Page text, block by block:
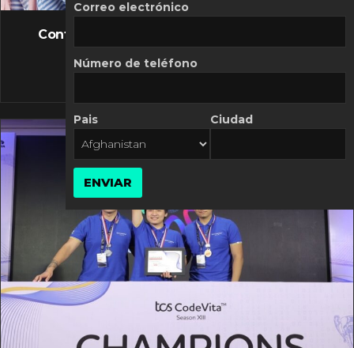
FLASH NEWS
Controversia de Mercado Libre por costos
10 MARZO, 2026
Correo electrónico
Número de teléfono
Pais Ciudad
ENVIAR